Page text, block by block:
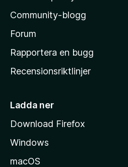
a
s
h
m
i
a
Community-blogg
Forum
Rapportera en bugg
Recensionsriktlinjer
Ladda ner
Download Firefox
Windows
macOS